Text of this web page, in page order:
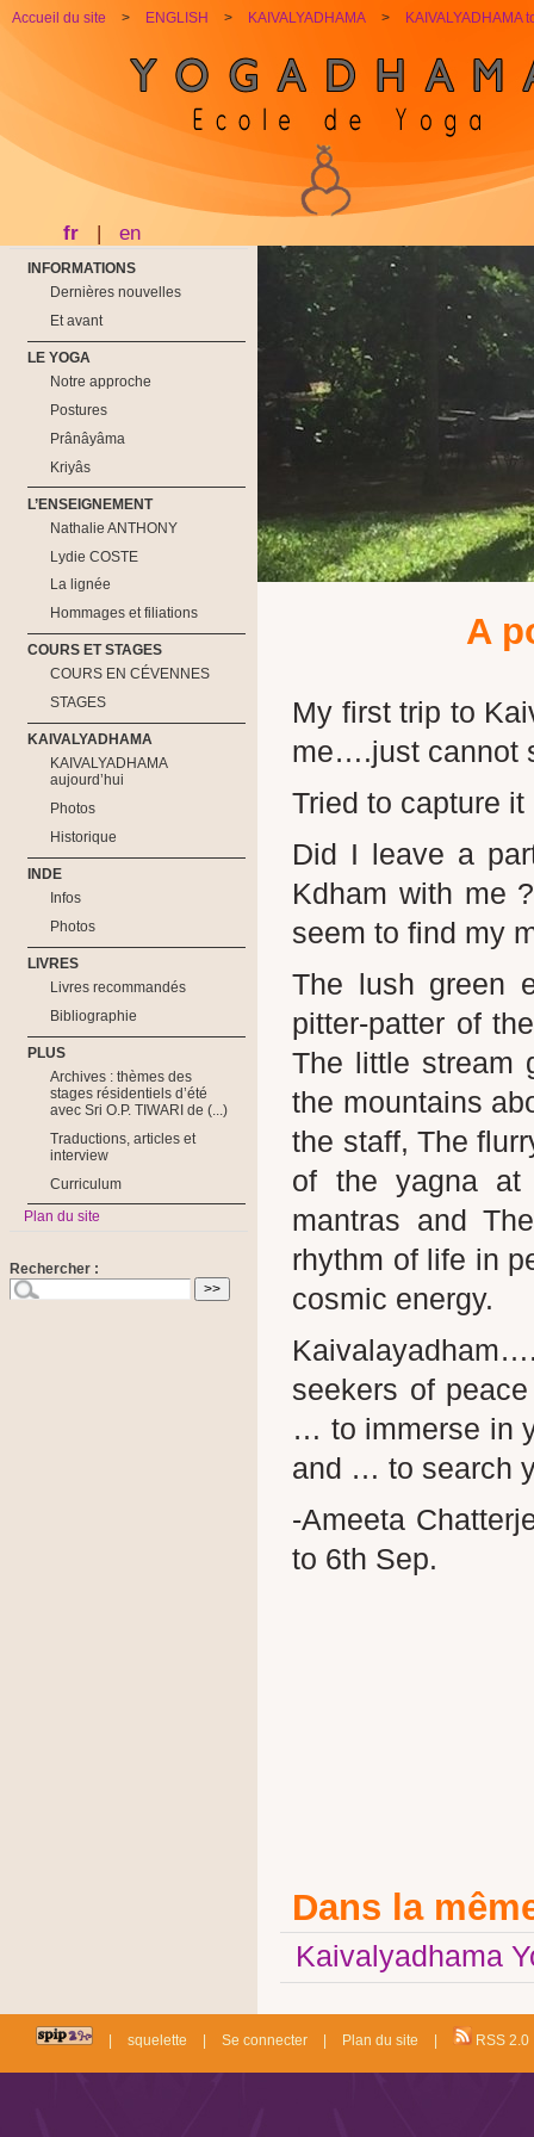
Accueil du site > ENGLISH > KAIVALYADHAMA > KAIVALYADHAMA
fr | en
A
My first trip to
me….just cannot
Tried to capture
Did I leave a
Kdham with me
seem to find my
The lush green
pitter-patter of
The little stream
the mountains
the staff, The
of the yagna at
mantras and
rhythm of life in
cosmic energy.
seekers of
… to immerse in
and … to search
-Ameeta
to 6th Sep.
Dans la
Kaivalyadhama
INFORMATIONS
Dernières nouvelles
Et avant
LE YOGA
Notre approche
Postures
Prânâyâma
Kriyâs
L’ENSEIGNEMENT
Nathalie ANTHONY
Lydie COSTE
La lignée
Hommages et filiations
COURS ET STAGES
COURS EN CÉVENNES
STAGES
KAIVALYADHAMA
KAIVALYADHAMA
aujourd’hui
Photos
Historique
INDE
Infos
Photos
LIVRES
Livres recommandés
Bibliographie
PLUS
Archives : thèmes des
stages résidentiels d’été
avec Sri O.P. TIWARI de (...)
Traductions, articles et
interview
Curriculum
Plan du site
Rechercher :
| squelette | Se connecter | Plan du site | RSS 2.0